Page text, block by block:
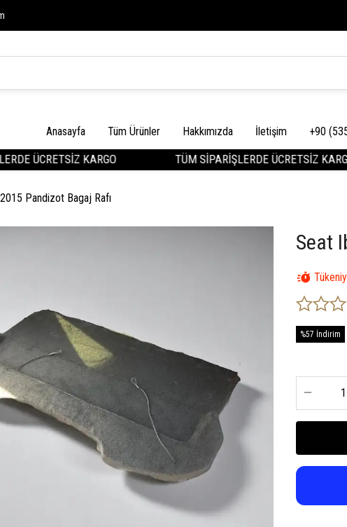
Anasayfa Tüm Ürünler Hakkımızda İletişim +90
ÜCRETSİZ KARGO TÜM SİPARİŞLERDE ÜCRETSİZ KARGO
Pandizot Bagaj Rafı
Seat
%57 İndirim